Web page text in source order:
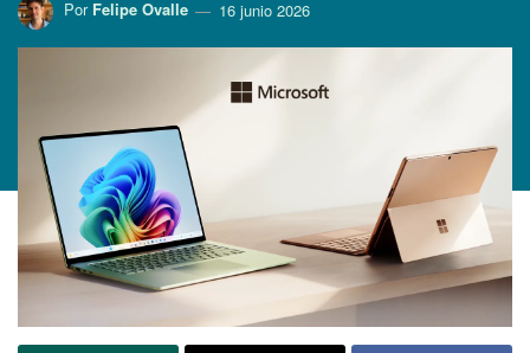
Por Felipe Ovalle 16 junio 2026